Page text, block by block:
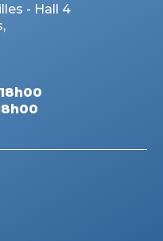
- Hall 4